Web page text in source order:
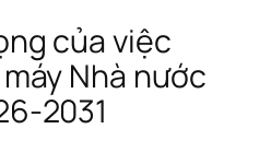
của việc
Nhà nước
2031